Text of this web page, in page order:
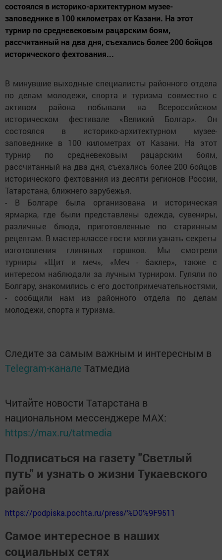
состоялся в историко-архитектурном музее-
заповеднике в 100 километрах от Казани. На этот
турнир по средневековым рацарским боям,
рассчитанный на два дня, съехались более 200 бойцов
исторического фехтования...
В минувшие выходные специалисты районного отдела
по делам молодежи, спорта и туризма совместно с
активом района побывали на Всероссийском
историческом фестивале «Великий Болгар». Он
состоялся в историко-архитектурном музее-
заповеднике в 100 километрах от Казани. На этот
турнир по средневековым рацарским боям,
рассчитанный на два дня, съехались более 200 бойцов
исторического фехтования из десяти регионов России,
Татарстана, ближнего зарубежья.
- В Болгаре была организована и историческая
ярмарка, где были представлены одежда, сувениры,
различные блюда, приготовленные по старинным
рецептам. В мастер-классе гости могли узнать секреты
изготовления глиняных горшков. Мы смотрели
турниры «Щит и меч», «Меч - баклер», также с
интересом наблюдали за лучным турниром. Гуляли по
Болгару, знакомились с его достопримечательностями,
- сообщили нам из районного отдела по делам
молодежи, спорта и туризма.
Следите за самым важным и интересным в
Telegram-канале Татмедиа
Читайте новости Татарстана в
национальном мессенджере MАХ:
https://max.ru/tatmedia
Подписаться на газету "Светлый
путь" и узнать о жизни Тукаевского
района
https://podpiska.pochta.ru/press/%D0%9F9511
Самое интересное в наших
социальных сетях